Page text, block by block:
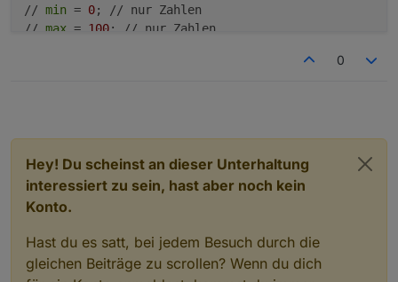
// min = 0; // nur Zahlen
// max = 100; // nur Zahlen
'Ein'
}; //
function createAlias (idDst, idSrc, idRd)
if
(existsState(idDst)) log (idDst +
' schon
else {
     var obj = {};
     obj.common = getObject(idSrc).common;
     obj.common.alias = {};
0
Hey! Du scheinst an dieser Unterhaltung
interessiert zu sein, hast aber noch kein
Konto.
Hast du es satt, bei jedem Besuch durch die
gleichen Beiträge zu scrollen? Wenn du dich